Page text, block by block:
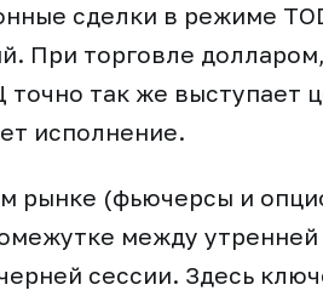
сделки в режиме
При торговле
точно так же выступает
исполнение.
рынке (фьючерсы и
между
сессии. Здесь